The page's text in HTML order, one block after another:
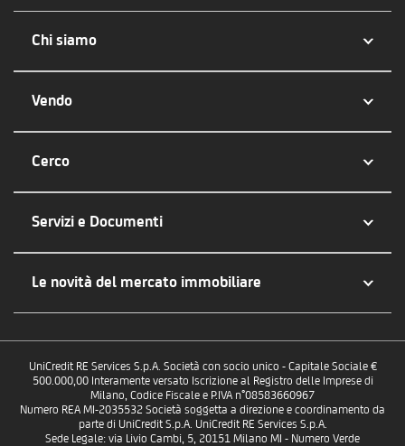
Chi siamo
Vendo
Cerco
Servizi e Documenti
Le novità del mercato immobiliare
UniCredit RE Services S.p.A. Società con socio unico - Capitale Sociale €
500.000,00 Interamente versato Iscrizione al Registro delle Imprese di
Milano, Codice Fiscale e P.IVA n°08583660967
Numero REA MI-2035532 Società soggetta a direzione e coordinamento da
parte di UniCredit S.p.A. UniCredit RE Services S.p.A.
Sede Legale: via Livio Cambi, 5, 20151 Milano MI - Numero Verde